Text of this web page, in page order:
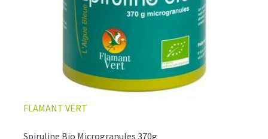
FLAMANT VERT
Spiruline Bio Microgranules 370g